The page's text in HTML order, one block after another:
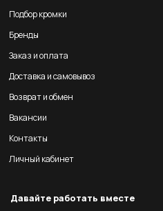
Подбор кромки
Бренды
Заказ и оплата
Доставка и самовывоз
Возврат и обмен
Вакансии
Контакты
Личный кабинет
Давайте работать вместе